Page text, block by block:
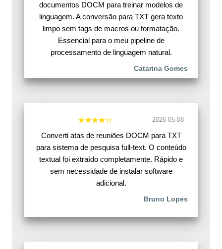
documentos DOCM para treinar modelos de
linguagem. A conversão para TXT gera texto
limpo sem tags de macros ou formatação.
Essencial para o meu pipeline de
processamento de linguagem natural.
Catarina Gomes
2026-05-08
Converti atas de reuniões DOCM para TXT
para sistema de pesquisa full-text. O conteúdo
textual foi extraído completamente. Rápido e
sem necessidade de instalar software
adicional.
Bruno Lopes